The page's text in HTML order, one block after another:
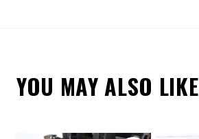
YOU MAY ALSO LIKE